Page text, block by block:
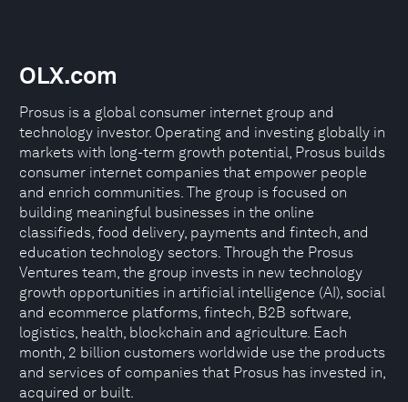
OLX.com
Prosus is a global consumer internet group and
technology investor. Operating and investing globally in
markets with long-term growth potential, Prosus builds
consumer internet companies that empower people
and enrich communities. The group is focused on
building meaningful businesses in the online
classifieds, food delivery, payments and fintech, and
education technology sectors. Through the Prosus
Ventures team, the group invests in new technology
growth opportunities in artificial intelligence (AI), social
and ecommerce platforms, fintech, B2B software,
logistics, health, blockchain and agriculture. Each
month, 2 billion customers worldwide use the products
and services of companies that Prosus has invested in,
acquired or built.